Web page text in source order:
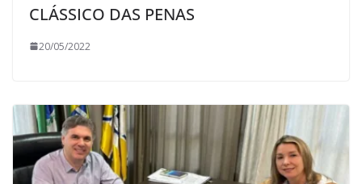
CLÁSSICO DAS PENAS
20/05/2022